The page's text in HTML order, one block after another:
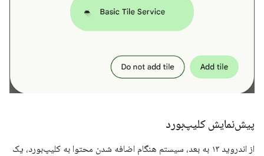
پیش‌نمایش کلیپ‌بورد
از اندروید ۱۳ به بعد، سیستم هنگام اضافه شدن محتوا به کلیپ‌بورد، یک